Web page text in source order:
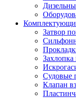
Затвор
Судовые
Клапан